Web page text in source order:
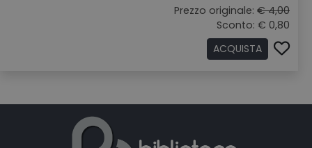
Prezzo originale: € 4,00
Sconto: € 0,80
ACQUISTA